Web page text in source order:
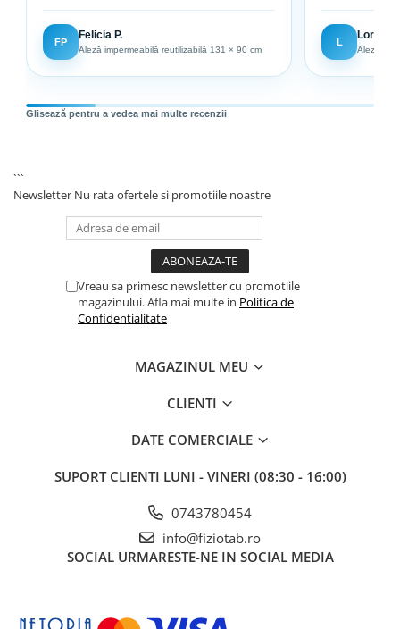
FP
Felicia P.
Aleză impermeabilă reutilizabilă 131 × 90 cm
L
Aleză
Glisează pentru a vedea mai multe recenzii
```
Newsletter Nu rata ofertele si promotiile noastre
Vreau sa primesc newsletter cu promotiile
magazinului. Afla mai multe in Politica de
Confidentialitate
MAGAZINUL MEU
CLIENTI
DATE COMERCIALE
SUPORT CLIENTI LUNI - VINERI (08:30 - 16:00)
0743780454
info@fiziotab.ro
SOCIAL URMARESTE-NE IN SOCIAL MEDIA